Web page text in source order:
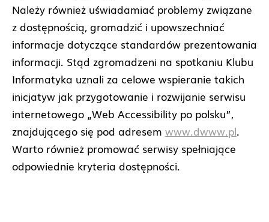
Należy również uświadamiać problemy związane
z dostępnością, gromadzić i upowszechniać
informacje dotyczące standardów prezentowania
informacji. Stąd zgromadzeni na spotkaniu Klubu
Informatyka uznali za celowe wspieranie takich
inicjatyw jak przygotowanie i rozwijanie serwisu
internetowego „Web Accessibility po polsku”,
znajdującego się pod adresem www.dwww.pl.
Warto również promować serwisy spełniające
odpowiednie kryteria dostępności.